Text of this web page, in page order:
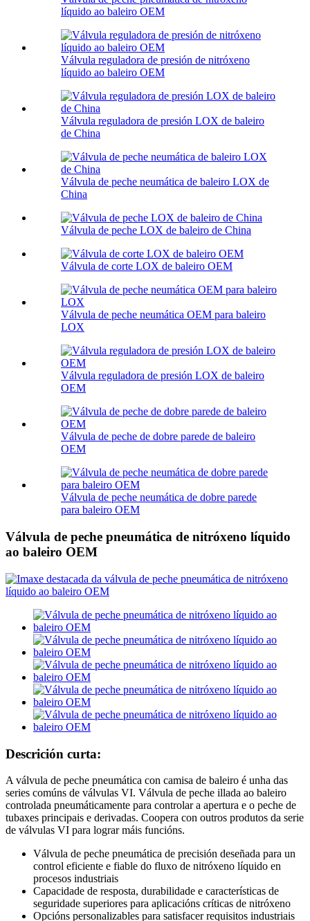
líquido ao baleiro OEM
Válvula reguladora de presión de nitróxeno
líquido ao baleiro OEM
Válvula reguladora de presión LOX de baleiro
de China
Válvula de peche neumática de baleiro LOX de
China
Válvula de peche LOX de baleiro de China
Válvula de corte LOX de baleiro OEM
Válvula de peche neumática OEM para baleiro
LOX
Válvula reguladora de presión LOX de baleiro
OEM
Válvula de peche de dobre parede de baleiro
OEM
Válvula de peche neumática de dobre parede
para baleiro OEM
Válvula de peche pneumática de nitróxeno líquido
ao baleiro OEM
Descrición curta:
A válvula de peche pneumática con camisa de baleiro é unha das
series comúns de válvulas VI. Válvula de peche illada ao baleiro
controlada pneumáticamente para controlar a apertura e o peche de
tubaxes principais e derivadas. Coopera con outros produtos da serie
de válvulas VI para lograr máis funcións.
Válvula de peche pneumática de precisión deseñada para un
control eficiente e fiable do fluxo de nitróxeno líquido en
procesos industriais
Capacidade de resposta, durabilidade e características de
seguridade superiores para aplicacións críticas de nitróxeno
Opcións personalizables para satisfacer requisitos industriais